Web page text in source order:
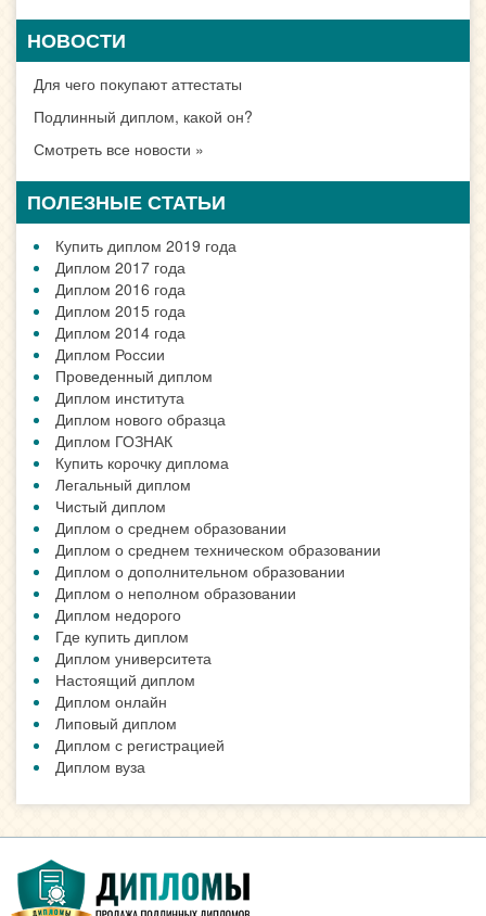
НОВОСТИ
Для чего покупают аттестаты
Подлинный диплом, какой он?
Смотреть все новости »
ПОЛЕЗНЫЕ СТАТЬИ
Купить диплом 2019 года
Диплом 2017 года
Диплом 2016 года
Диплом 2015 года
Диплом 2014 года
Диплом России
Проведенный диплом
Диплом института
Диплом нового образца
Диплом ГОЗНАК
Купить корочку диплома
Легальный диплом
Чистый диплом
Диплом о среднем образовании
Диплом о среднем техническом образовании
Диплом о дополнительном образовании
Диплом о неполном образовании
Диплом недорого
Где купить диплом
Диплом университета
Настоящий диплом
Диплом онлайн
Липовый диплом
Диплом с регистрацией
Диплом вуза